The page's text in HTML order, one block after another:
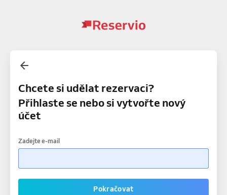
Chcete si udělat rezervaci?
Přihlaste se nebo si vytvořte nový
účet
Zadejte e-mail
Pokračovat